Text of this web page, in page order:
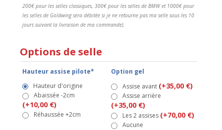
Options de selle
Hauteur assise pilote*
Hauteur d'origine
Abaissée -2cm
(+10,00 €)
Réhaussée +2cm
Option gel
Assise avant (+35,00 €)
Assise arrière
(+35,00 €)
Les 2 assises (+70,00 €)
Aucune
200€ pour les selles classiques, 300€ pour les selles de BMW et 1000€ pour
les selles de Goldwing sera débitée si je ne retourne pas ma selle sous les 10
jours suivant la livraison de ma commande).